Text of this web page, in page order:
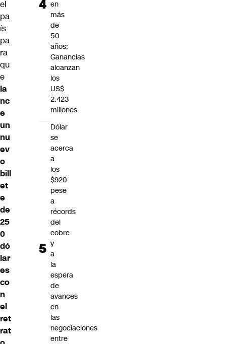
el
pa
ís
pa
ra
qu
e
la
nc
e
un
nu
ev
o
bill
et
e
de
25
0
dó
lar
es
co
n
el
ret
rat
en
más
de
50
años:
Ganancias
alcanzan
los
US$
2.423
millones
Dólar
se
acerca
a
los
$920
pese
a
récords
del
cobre
y
a
la
espera
de
avances
en
las
negociaciones
entre